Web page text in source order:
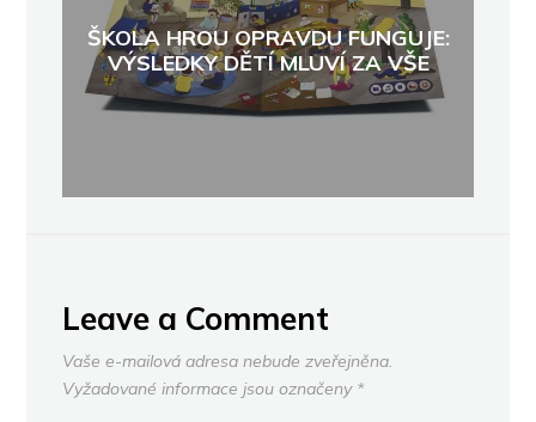
ŠKOLA HROU OPRAVDU FUNGUJE:
VÝSLEDKY DĚTÍ MLUVÍ ZA VŠE
Leave a Comment
Vaše e-mailová adresa nebude zveřejněna.
Vyžadované informace jsou označeny *